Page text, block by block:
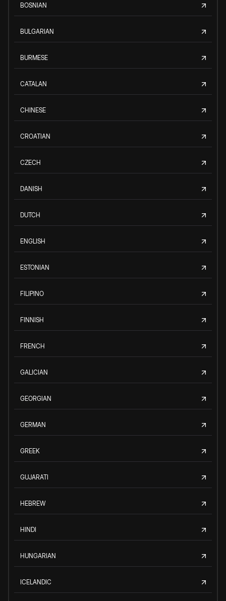
BOSNIAN
BULGARIAN
BURMESE
CATALAN
CHINESE
CROATIAN
CZECH
DANISH
DUTCH
ENGLISH
ESTONIAN
FILIPINO
FINNISH
FRENCH
GALICIAN
GEORGIAN
GERMAN
GREEK
GUJARATI
HEBREW
HINDI
HUNGARIAN
ICELANDIC